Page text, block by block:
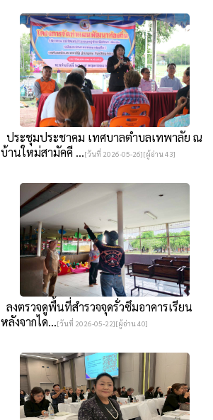
ประชุมประชาคม เทศบาลตำบลเทพาลัย ณ
บ้านใหม่สามัคคี ...[วันที่ 2026-05-26][ผู้อ่าน 43]
ลงตรวจดูพื้นที่สำรวจจุดรั่วซึมอาคารเรียน
หลังจากได...[วันที่ 2026-05-22][ผู้อ่าน 40]